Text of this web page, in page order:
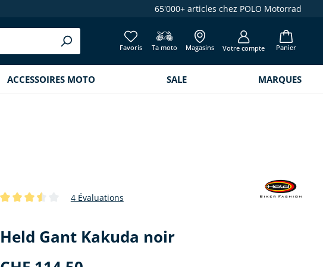
65'000+ articles chez POLO Motorrad
Favoris Ta moto Magasins Votre compte Panier
ACCESSOIRES MOTO SALE MARQUES
4 Évaluations
Held Gant Kakuda noir